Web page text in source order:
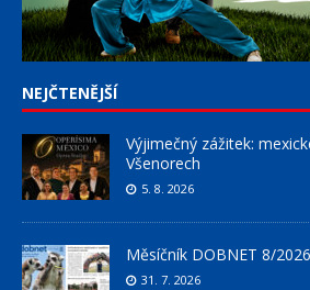
NEJČTENĚJŠÍ
Výjimečný zážitek:
Všenorech
5. 8. 2026
Měsíčník DOBNET 8/2026
31. 7. 2026